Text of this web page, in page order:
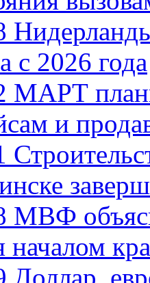
с 2026 года
МАРТ
и
МВФ
началом
Доллар,